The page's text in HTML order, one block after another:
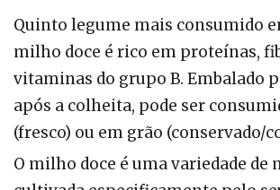
Quinto legume mais consumido
milho doce é rico em proteínas,
vitaminas do grupo B. Embalado
após a colheita, pode ser
(fresco) ou em grão (conservado/
O milho doce é uma variedade de